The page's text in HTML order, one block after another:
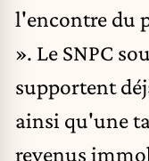
l'encontre du
». Le SNPC
supportent
ainsi qu'une
revenus